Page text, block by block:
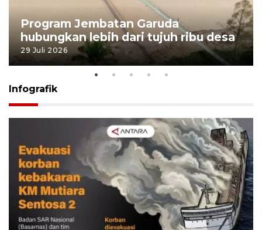
Program Jembatan Garuda
hubungkan lebih dari tujuh ribu desa
29 Juli 2026
Infografik